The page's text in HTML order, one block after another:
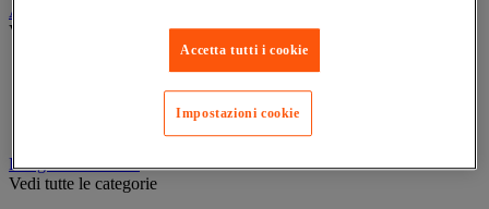
Attrezzatura e mobili per studi medici
Vedi tutte le categorie
Armadietto pronto soccorso
Lettino, paravento e sedia per studi medici
Materiale per diagnosi di medicina generale
Mobili e forniture per studi medici
Badge e timbratura
Vedi tutte le categorie
Accetta tutti i cookie
Impostazioni cookie